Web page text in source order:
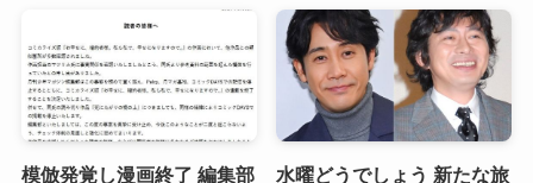
模倣発覚し漫画終了 編集部
水曜どうでしょう 新たな旅